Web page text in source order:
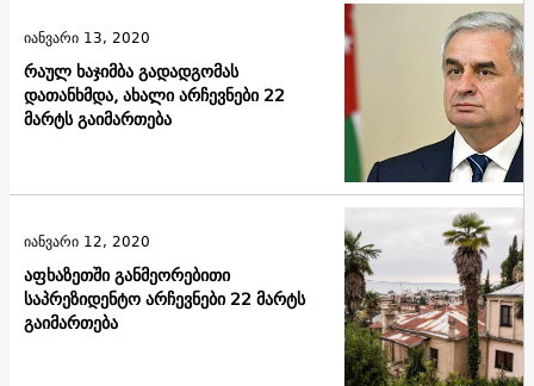
რაულ ხაჯიმბა გადადგომას
დათანხმდა, ახალი არჩევნები 22
მარტს გაიმართება
იანვარი 13, 2020
აფხაზეთში განმეორებითი
საპრეზიდენტო არჩევნები 22 მარტს
გაიმართება
იანვარი 12, 2020